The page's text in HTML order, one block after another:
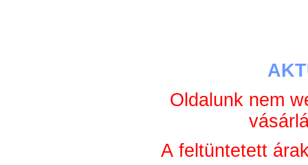
Oldalunk nem
A feltüntetett